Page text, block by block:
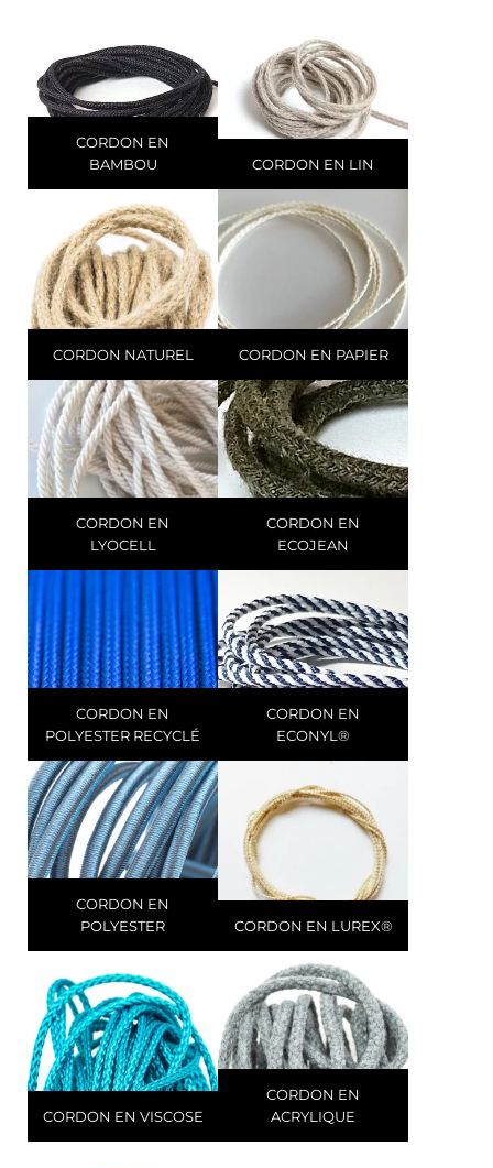
CORDON EN
BAMBOU
CORDON EN LIN
CORDON NATUREL CORDON EN PAPIER
CORDON EN
LYOCELL
CORDON EN
ECOJEAN
CORDON EN
POLYESTER RECYCLÉ
CORDON EN
ECONYL®
CORDON EN
POLYESTER
CORDON EN LUREX®
CORDON EN VISCOSE
CORDON EN
ACRYLIQUE